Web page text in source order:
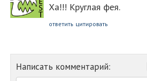
Ха!!! Круглая фея.
ответить цитировать
Написать комментарий: